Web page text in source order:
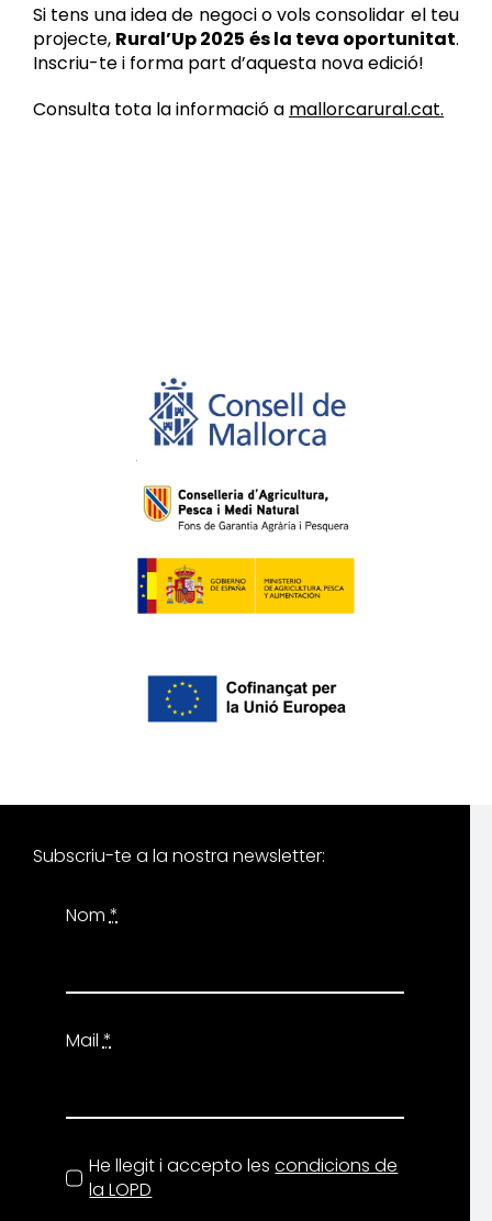
Si tens una idea de negoci o vols consolidar el teu
projecte, Rural’Up 2025 és la teva oportunitat.
Inscriu-te i forma part d’aquesta nova edició!
Consulta tota la informació a mallorcarural.cat.
Subscriu-te a la nostra newsletter:
Nom *
Mail*
He llegit i accepto lescondicions de
la LOPD